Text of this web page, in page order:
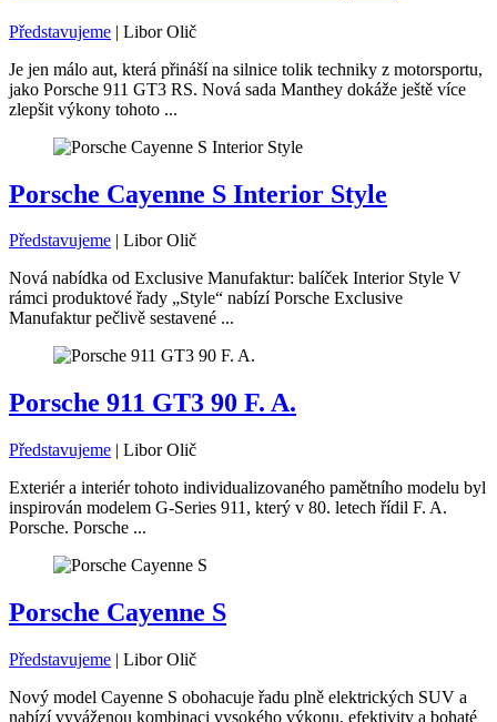
Představujeme | Libor Olič
Je jen málo aut, která přináší na silnice tolik techniky z motorsportu,
jako Porsche 911 GT3 RS. Nová sada Manthey dokáže ještě více
zlepšit výkony tohoto ...
Porsche Cayenne S Interior Style
Představujeme | Libor Olič
Nová nabídka od Exclusive Manufaktur: balíček Interior Style V
rámci produktové řady „Style“ nabízí Porsche Exclusive
Manufaktur pečlivě sestavené ...
Porsche 911 GT3 90 F. A.
Představujeme | Libor Olič
Exteriér a interiér tohoto individualizovaného pamětního modelu byl
inspirován modelem G-Series 911, který v 80. letech řídil F. A.
Porsche. Porsche ...
Porsche Cayenne S
Představujeme | Libor Olič
Nový model Cayenne S obohacuje řadu plně elektrických SUV a
nabízí vyváženou kombinaci vysokého výkonu, efektivity a bohaté